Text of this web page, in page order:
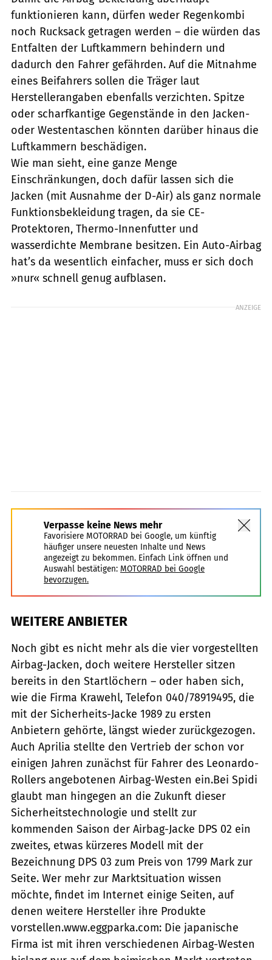
funktionieren kann, dürfen weder Regenkombi
noch Rucksack getragen werden – die würden das
Entfalten der Luftkammern behindern und
dadurch den Fahrer gefährden. Auf die Mitnahme
eines Beifahrers sollen die Träger laut
Herstellerangaben ebenfalls verzichten. Spitze
oder scharfkantige Gegenstände in den Jacken-
oder Westentaschen könnten darüber hinaus die
Luftkammern beschädigen.
Wie man sieht, eine ganze Menge
Einschränkungen, doch dafür lassen sich die
Jacken (mit Ausnahme der D-Air) als ganz normale
Funktionsbekleidung tragen, da sie CE-
Protektoren, Thermo-Innenfutter und
wasserdichte Membrane besitzen. Ein Auto-Airbag
hat’s da wesentlich einfacher, muss er sich doch
»nur« schnell genug aufblasen.
ANZEIGE
Verpasse keine News mehr
Favorisiere MOTORRAD bei Google, um künftig
häufiger unsere neuesten Inhalte und News
angezeigt zu bekommen. Einfach Link öffnen und
Auswahl bestätigen: MOTORRAD bei Google
bevorzugen.
WEITERE ANBIETER
Noch gibt es nicht mehr als die vier vorgestellten
Airbag-Jacken, doch weitere Hersteller sitzen
bereits in den Startlöchern – oder haben sich,
wie die Firma Krawehl, Telefon 040/78919495, die
mit der Sicherheits-Jacke 1989 zu ersten
Anbietern gehörte, längst wieder zurückgezogen.
Auch Aprilia stellte den Vertrieb der schon vor
einigen Jahren zunächst für Fahrer des Leonardo-
Rollers angebotenen Airbag-Westen ein.Bei Spidi
glaubt man hingegen an die Zukunft dieser
Sicherheitstechnologie und stellt zur
kommenden Saison der Airbag-Jacke DPS 02 ein
zweites, etwas kürzeres Modell mit der
Bezeichnung DPS 03 zum Preis von 1799 Mark zur
Seite. Wer mehr zur Marktsituation wissen
möchte, findet im Internet einige Seiten, auf
denen weitere Hersteller ihre Produkte
vorstellen.www.eggparka.com: Die japanische
Firma ist mit ihren verschiedenen Airbag-Westen